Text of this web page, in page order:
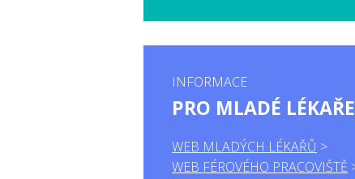
INFORMACE
PRO MLADÉ LÉKAŘE
WEB MLADÝCH LÉKAŘŮ
WEB FÉROVÉHO PRACOVIŠTĚ